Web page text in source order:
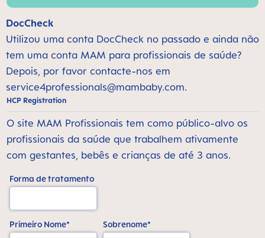
DocCheck
Utilizou uma conta DocCheck no passado e ainda não
tem uma conta MAM para profissionais de saúde?
Depois, por favor contacte-nos em
service4professionals@mambaby.com.
HCP Registration
O site MAM Profissionais tem como público-alvo os
profissionais da saúde que trabalhem ativamente
com gestantes, bebês e crianças de até 3 anos.
Forma de tratamento
Primeiro Nome* Sobrenome*